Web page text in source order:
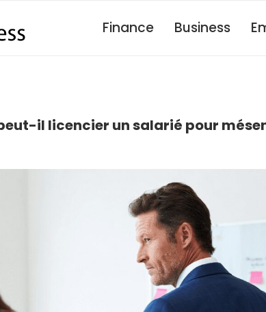
Finance Business
il licencier un salarié pour